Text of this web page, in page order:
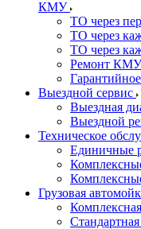
КМУ
ТО через
ТО через
ТО через
Ремонт КМУ
Выездной сервис
Выездная
Выездной
Техническое
Единичные
Грузовая